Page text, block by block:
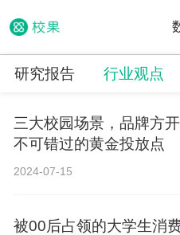
研究报告 行业观点
三大校园场景，品牌方
不可错过的黄金投放点
2024-07-15
被00后占领的大学生消